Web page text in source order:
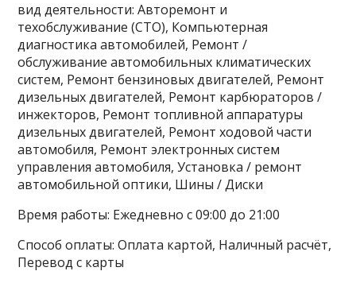
вид деятельности: Авторемонт и
техобслуживание (СТО), Компьютерная
диагностика автомобилей, Ремонт /
обслуживание автомобильных климатических
систем, Ремонт бензиновых двигателей, Ремонт
дизельных двигателей, Ремонт карбюраторов /
инжекторов, Ремонт топливной аппаратуры
дизельных двигателей, Ремонт ходовой части
автомобиля, Ремонт электронных систем
управления автомобиля, Установка / ремонт
автомобильной оптики, Шины / Диски
Время работы: Ежедневно с 09:00 до 21:00
Способ оплаты: Оплата картой, Наличный расчёт,
Перевод с карты